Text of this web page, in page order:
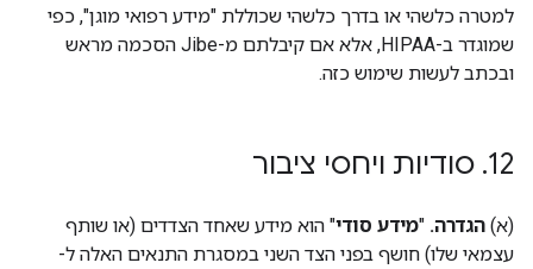
למטרה כלשהי או בדרך כלשהי שכוללת "מידע רפואי מוגן", כפי
שמוגדר ב-HIPAA, אלא אם קיבלתם מ-Jibe הסכמה מראש
ובכתב לעשות שימוש כזה.
12
. סודיות ויחסי ציבור
(א) הגדרה. "מידע סודי" הוא מידע שאחד הצדדים (או שותף
עצמאי שלו) חושף בפני הצד השני במסגרת התנאים האלה ל-